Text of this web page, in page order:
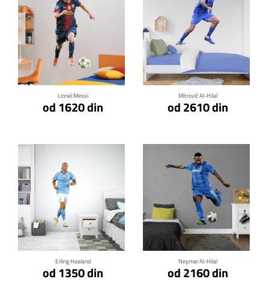
Lionel Messi
od 1620 din
Klikni za detalje
Mitrović Al-Hilal
od 2610 din
Klikni za detalje
Erling Haaland
od 1350 din
Klikni za detalje
Neymar Al-Hilal
od 2160 din
Klikni za detalje